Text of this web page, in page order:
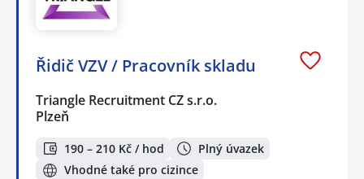
Řidič VZV / Pracovník skladu
Triangle Recruitment CZ s.r.o.
Plzeň
190 – 210 Kč / hod
Plný úvazek
Vhodné také pro cizince